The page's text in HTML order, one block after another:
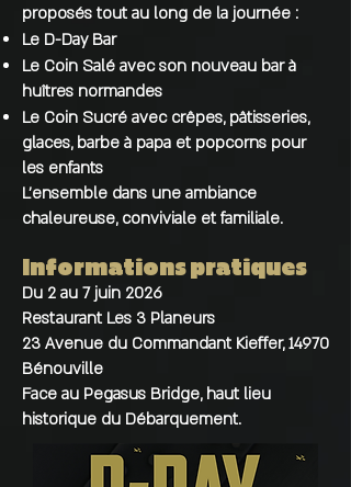
proposés tout au long de la journée :
Le D-Day Bar
Le Coin Salé avec son nouveau bar à
huîtres normandes
Le Coin Sucré avec crêpes, pâtisseries,
glaces, barbe à papa et popcorns pour
les enfants
L’ensemble dans une ambiance
chaleureuse, conviviale et familiale.
Informations pratiques
Du 2 au 7 juin 2026
Restaurant Les 3 Planeurs
23 Avenue du Commandant Kieffer, 14970
Bénouville
Face au Pegasus Bridge, haut lieu
historique du Débarquement.